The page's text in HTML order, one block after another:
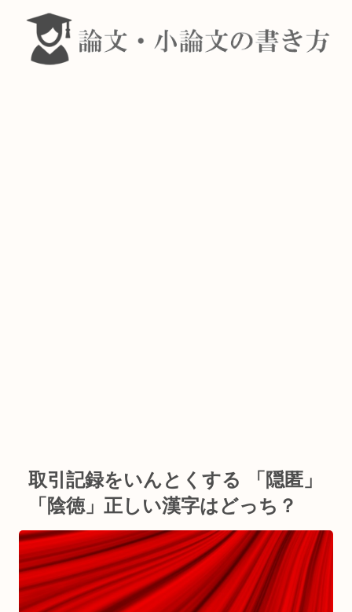
取引記録をいんとくする 「隠匿」
「陰徳」正しい漢字はどっち？